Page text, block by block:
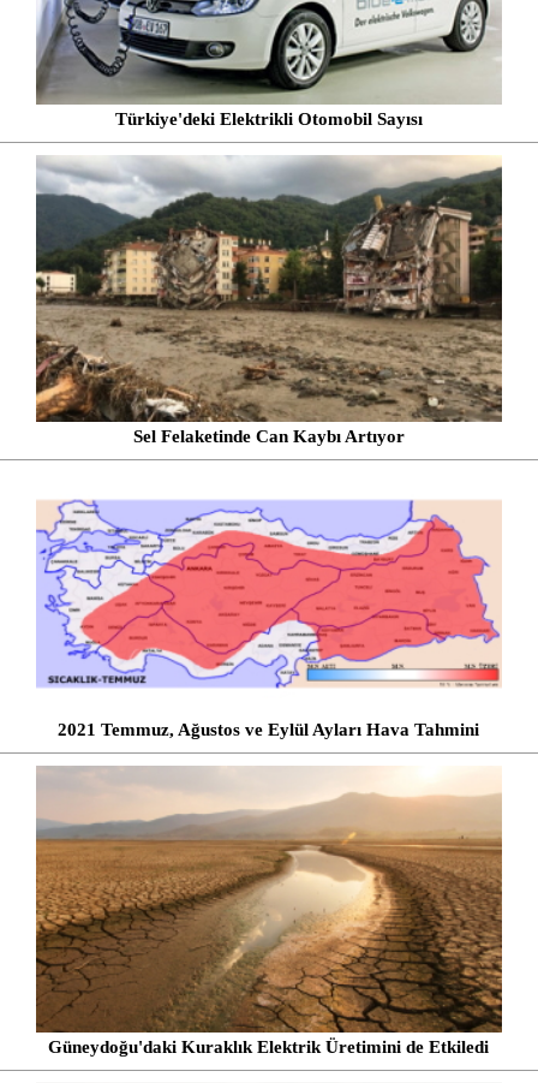
Türkiye'deki Elektrikli Otomobil Sayısı
Sel Felaketinde Can Kaybı Artıyor
2021 Temmuz, Ağustos ve Eylül Ayları Hava Tahmini
Güneydoğu'daki Kuraklık Elektrik Üretimini de Etkiledi